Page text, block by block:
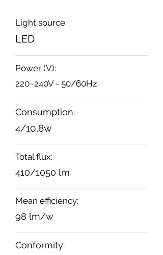
Light source:
LED
Power (V):
220~240V - 50/60Hz
Consumption:
4/10,8w
Total flux:
410/1050 lm
Mean efficiency:
98 lm/w
Conformity: